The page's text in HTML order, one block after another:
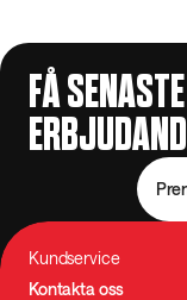
FÅ
Kundservice
Kontakta oss